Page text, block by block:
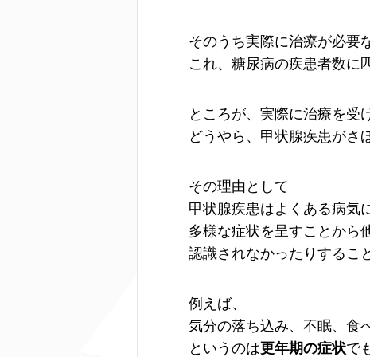
そのうち実際に治療が必要
これ、糖尿病の疾患者数に
ところが、実際に治療を受
どうやら、甲状腺疾患がさ
その理由として
甲状腺疾患はよくある病気
多様な症状を呈すことから
認識されなかったりするこ
例えば、
気分の落ち込み、不眠、食
というのは更年期の症状で